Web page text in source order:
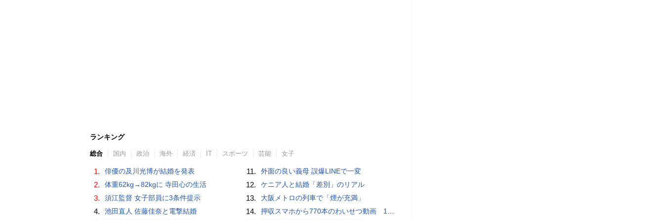
ランキング
総合 国内 政治 海外 経済 IT スポーツ 芸能 女子
1. 俳優の及川光博が結婚を発表
2. 体重62kg→82kgに 寺田心の生活
3. 須江監督 女子部員に3条件提示
4. 池田直人 佐藤佳奈と電撃結婚
11. 外面の良い義母 誤爆LINEで一変
12. ケニア人と結婚「差別」のリアル
13. 大阪メトロの列車で「煙が充満」
14. 押収スマホから770本のわいせつ動画 15歳少女に酒と薬飲ませ性的暴行か 54歳男を再逮捕 「薬もありますよ」とSNSで誘い出し